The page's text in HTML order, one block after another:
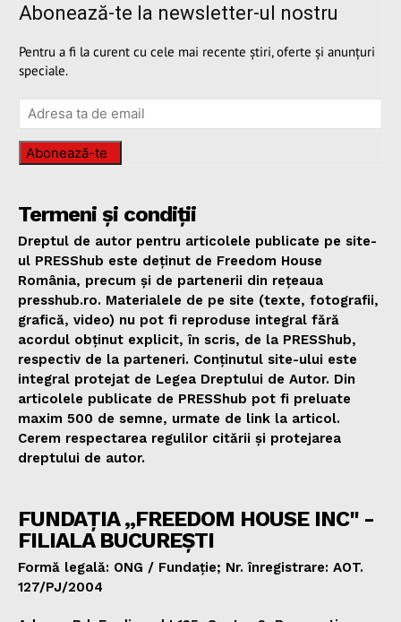
Abonează-te la newsletter-ul nostru
Pentru a fi la curent cu cele mai recente știri, oferte și anunțuri
speciale.
Abonează-te
Termeni și condiții
Dreptul de autor pentru articolele publicate pe site-
ul PRESShub este deținut de Freedom House
România, precum și de partenerii din rețeaua
presshub.ro. Materialele de pe site (texte, fotografii,
grafică, video) nu pot fi reproduse integral fără
acordul obținut explicit, în scris, de la PRESShub,
respectiv de la parteneri. Conținutul site-ului este
integral protejat de Legea Dreptului de Autor. Din
articolele publicate de PRESShub pot fi preluate
maxim 500 de semne, urmate de link la articol.
Cerem respectarea regulilor citării și protejarea
dreptului de autor.
FUNDAȚIA „FREEDOM HOUSE INC" -
FILIALA BUCUREȘTI
Formă legală: ONG / Fundație; Nr. înregistrare: AOT.
127/PJ/2004